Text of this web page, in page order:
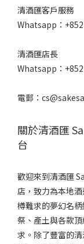
微
甘
甘
口
口
風
淡
麗
(1)
適
中..
清酒匯客戶服務
Whatsapp：
清酒匯店長
Whatsapp：
電郵：
關於清酒匯
台
歡迎來到清酒匯
店，致力為本地
樽難求的夢幻名
祭、產土與各款
求。除了豐富的